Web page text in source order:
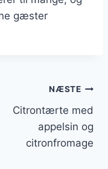
gæster
NÆSTE
Citrontærte med
appelsin og
citronfromage